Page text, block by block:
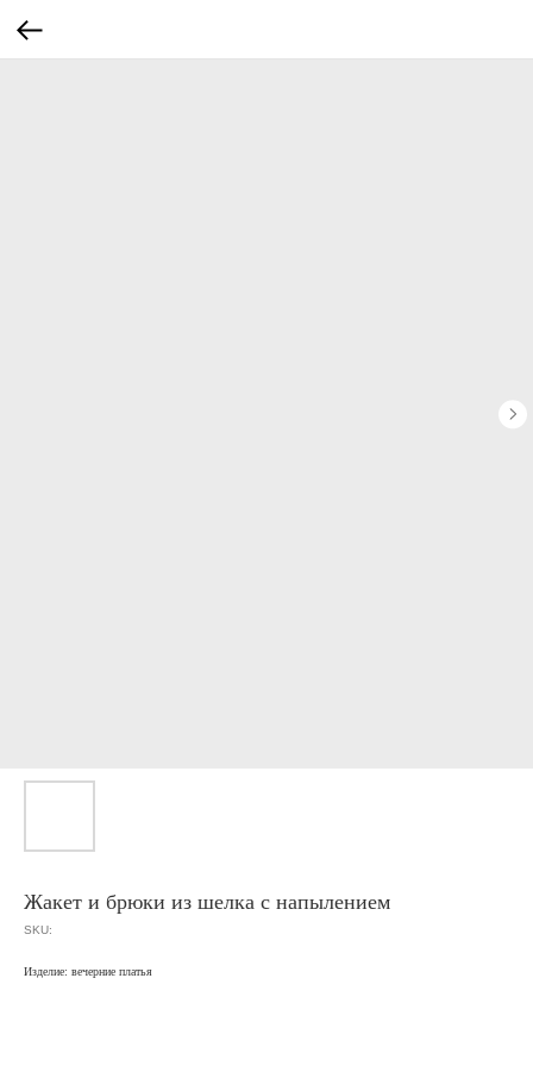
Жакет и брюки из шелка с напылением
SKU:
Изделие: вечерние платья